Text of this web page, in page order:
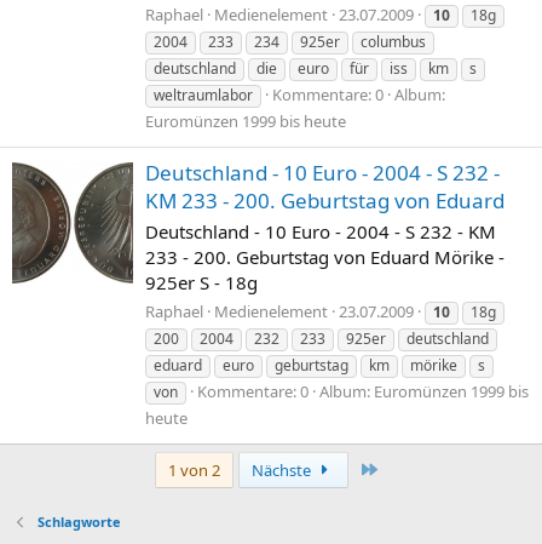
Raphael Medienelement 23.07.2009 10
18g
2004
233 234 925er
columbus
deutschland
die euro für iss km
s
weltraumlabor
Kommentare: 0 Album:
Euromünzen 1999 bis heute
Deutschland - 10 Euro - 2004 - S 232 -
KM 233 - 200. Geburtstag von Eduard
Deutschland - 10 Euro - 2004 - S 232 - KM
233 - 200. Geburtstag von Eduard Mörike -
925er S - 18g
Raphael Medienelement 23.07.2009 10
18g
200
2004 232 233 925er
deutschland
eduard
euro geburtstag km mörike
s
von
Kommentare: 0 Album: Euromünzen 1999 bis
heute
1 von 2 Nächste
Schlagworte